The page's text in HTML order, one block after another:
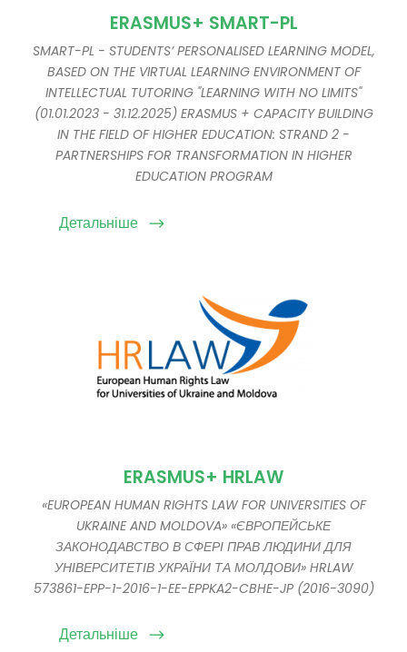
ERASMUS+ SMART-PL
SMART-PL - STUDENTS’ PERSONALISED LEARNING MODEL,
BASED ON THE VIRTUAL LEARNING ENVIRONMENT OF
INTELLECTUAL TUTORING "LEARNING WITH NO LIMITS"
(01.01.2023 - 31.12.2025) ERASMUS + CAPACITY BUILDING
IN THE FIELD OF HIGHER EDUCATION: STRAND 2 -
PARTNERSHIPS FOR TRANSFORMATION IN HIGHER
EDUCATION PROGRAM
Детальніше
ERASMUS+ HRLAW
«EUROPEAN HUMAN RIGHTS LAW FOR UNIVERSITIES OF
UKRAINE AND MOLDOVA» «ЄВРОПЕЙСЬКЕ
ЗАКОНОДАВСТВО В СФЕРІ ПРАВ ЛЮДИНИ ДЛЯ
УНІВЕРСИТЕТІВ УКРАЇНИ ТА МОЛДОВИ» HRLAW
573861-EPP-1-2016-1-EE-EPPKA2-CBHE-JP (2016-3090)
Детальніше